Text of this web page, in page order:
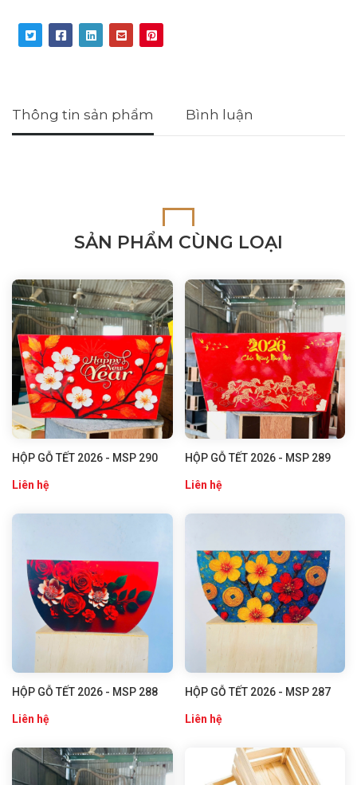
Thông tin sản phẩm Bình luận
SẢN PHẨM CÙNG LOẠI
HỘP GỖ TẾT 2026 - MSP 290
Liên hệ
HỘP GỖ TẾT 2026 - MSP 289
Liên hệ
HỘP GỖ TẾT 2026 - MSP 288
Liên hệ
HỘP GỖ TẾT 2026 - MSP 287
Liên hệ